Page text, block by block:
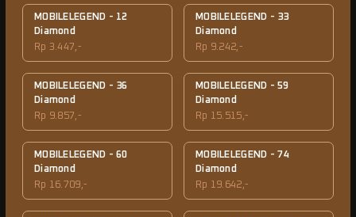
MOBILELEGEND - 12
Diamond
Rp 3.447,-
MOBILELEGEND - 33
Diamond
Rp 9.242,-
MOBILELEGEND - 36
Diamond
Rp 9.857,-
MOBILELEGEND - 59
Diamond
Rp 15.515,-
MOBILELEGEND - 60
Diamond
Rp 16.709,-
MOBILELEGEND - 74
Diamond
Rp 19.642,-